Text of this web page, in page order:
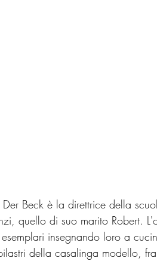
Beck è la direttrice della
quello di suo marito Robert.
insegnando loro a
della casalinga modello,